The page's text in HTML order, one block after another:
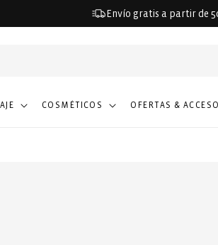
Envío gratis a partir de
COSMÉTICOS OFERTAS &